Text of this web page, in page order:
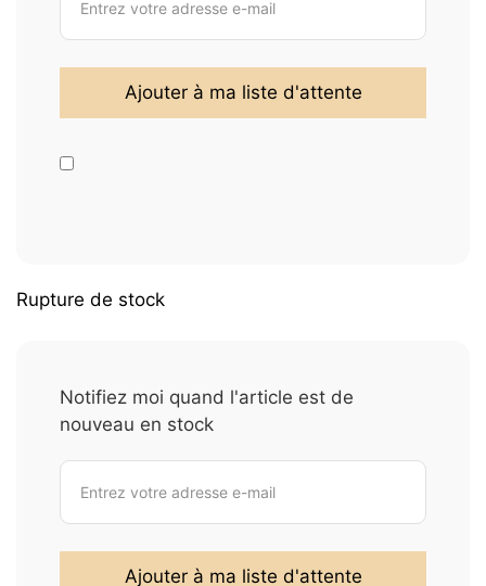
Rupture de stock
Notifiez moi quand l'article est de
nouveau en stock